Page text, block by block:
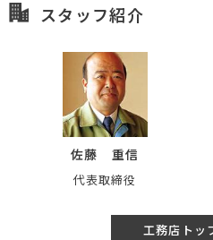
スタッフ紹介
佐藤 重信
代表取締役
工務店トッ